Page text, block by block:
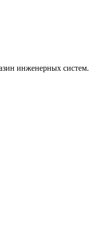
инженерных систем.